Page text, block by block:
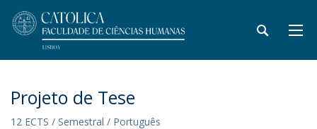
Projeto de Tese
12 ECTS / Semestral / Português